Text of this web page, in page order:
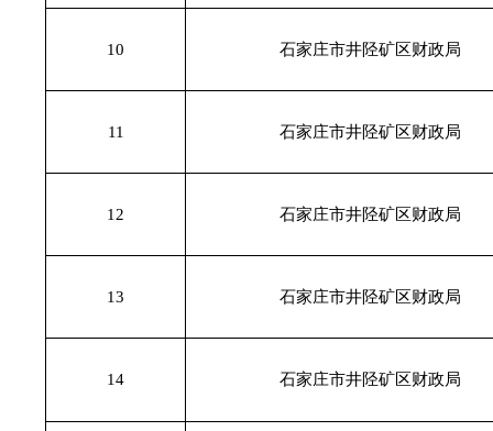
10 石家庄市井陉矿区财政局
11 石家庄市井陉矿区财政局
12 石家庄市井陉矿区财政局
13 石家庄市井陉矿区财政局
14 石家庄市井陉矿区财政局